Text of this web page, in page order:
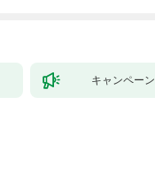
キャンペーン